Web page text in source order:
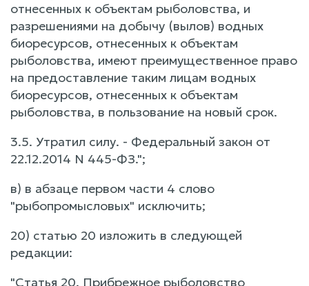
отнесенных к объектам рыболовства, и
разрешениями на добычу (вылов) водных
биоресурсов, отнесенных к объектам
рыболовства, имеют преимущественное право
на предоставление таким лицам водных
биоресурсов, отнесенных к объектам
рыболовства, в пользование на новый срок.
3.5. Утратил силу. - Федеральный закон от
22.12.2014 N 445-ФЗ.";
в) в абзаце первом части 4 слово
"рыбопромысловых" исключить;
20) статью 20 изложить в следующей
редакции:
"Статья 20. Прибрежное рыболовство